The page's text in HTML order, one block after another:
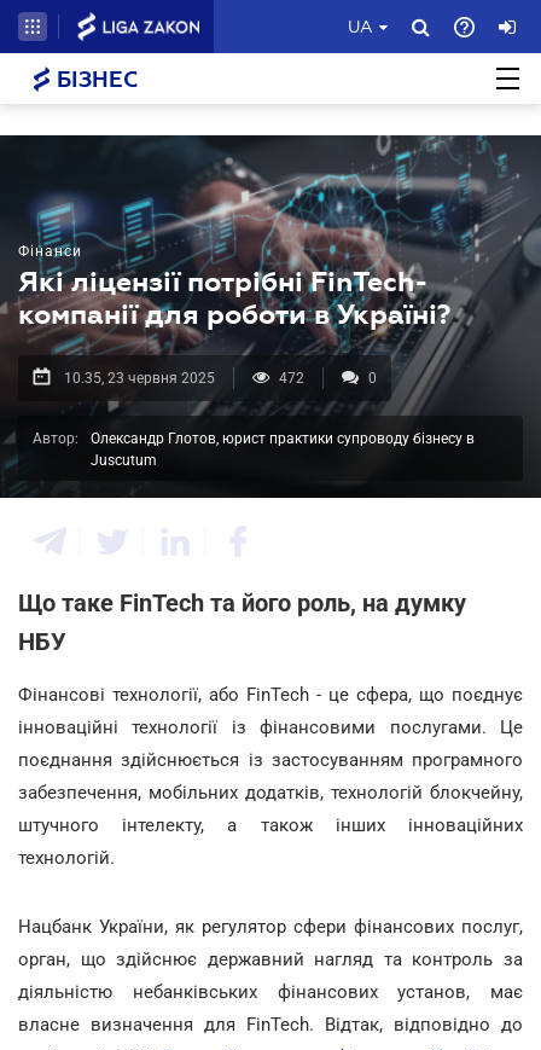
UA
БІЗНЕС
Фінанси
Які ліцензії потрібні FinTech-
компанії для роботи в Україні?
10.35, 23 червня 2025 472 0
Автор:
Олександр Глотов, юрист практики супроводу бізнесу в
Juscutum
Що таке FinTech та його роль, на думку
НБУ
Фінансові технології, або FinTech - це сфера, що поєднує
інноваційні технології із фінансовими послугами. Це
поєднання здійснюється із застосуванням програмного
забезпечення, мобільних додатків, технологій блокчейну,
штучного інтелекту, а також інших інноваційних
технологій.
Нацбанк України, як регулятор сфери фінансових послуг,
орган, що здійснює державний нагляд та контроль за
діяльністю небанківських фінансових установ, має
власне визначення для FinTech. Відтак, відповідно до